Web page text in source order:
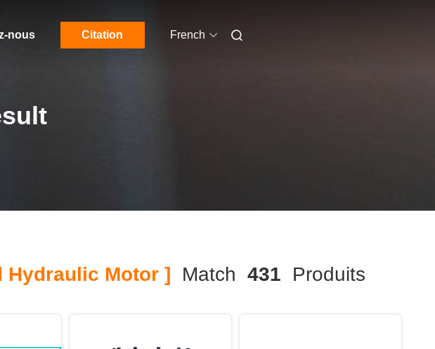
nous Citation French
Hydraulic Motor ] Match 431 Produits